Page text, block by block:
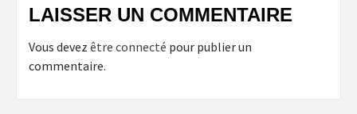
LAISSER UN COMMENTAIRE
Vous devez être connecté pour publier un
commentaire.